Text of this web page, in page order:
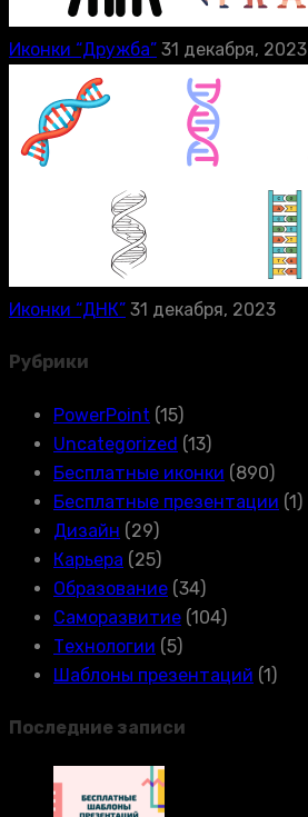
Иконки “Дружба” 31 декабря, 2023
Иконки “ДНК” 31 декабря, 2023
Рубрики
PowerPoint (15)
Uncategorized (13)
Бесплатные иконки (890)
Бесплатные презентации (1)
Дизайн (29)
Карьера (25)
Образование (34)
Саморазвитие (104)
Технологии (5)
Шаблоны презентаций (1)
Последние записи